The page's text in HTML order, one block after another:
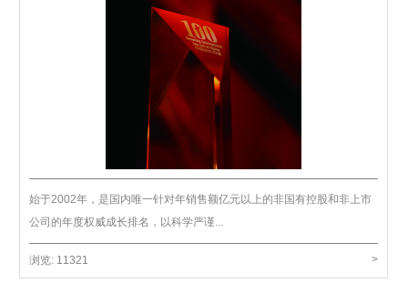
始于2002年，是国内唯一针对年销售额亿元以上的非国有控股和非上市
公司的年度权威成长排名，以科学严谨...
浏览: 11321 >